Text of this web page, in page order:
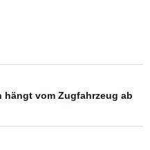
hängt vom Zugfahrzeug ab